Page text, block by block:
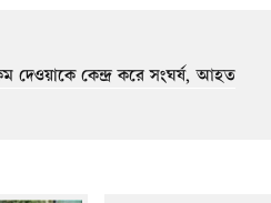
দেওয়াকে কেন্দ্র করে সংঘর্ষ, আহত